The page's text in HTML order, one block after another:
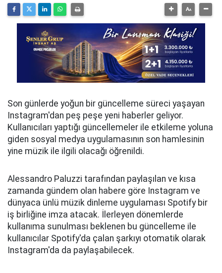
Son günlerde yoğun bir güncelleme süreci yaşayan
Instagram'dan peş peşe yeni haberler geliyor.
Kullanıcıları yaptığı güncellemeler ile etkileme yoluna
giden sosyal medya uygulamasının son hamlesinin
yine müzik ile ilgili olacağı öğrenildi.
Alessandro Paluzzi tarafından paylaşılan ve kısa
zamanda gündem olan habere göre Instagram ve
dünyaca ünlü müzik dinleme uygulaması Spotify bir
iş birliğine imza atacak. İlerleyen dönemlerde
kullanıma sunulması beklenen bu güncelleme ile
kullanıcılar Spotify'da çalan şarkıyı otomatik olarak
Instagram'da da paylaşabilecek.